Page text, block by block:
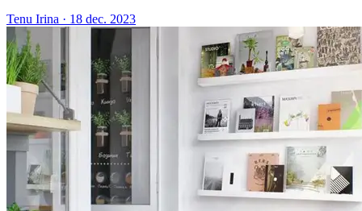
Tenu Irina · 18 dec. 2023